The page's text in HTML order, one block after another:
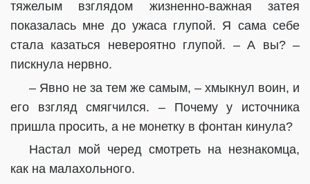
тяжелым взглядом жизненно-важная затея
показалась мне до ужаса глупой. Я сама себе
стала казаться невероятно глупой. – А вы? –
пискнула нервно.
– Явно не за тем же самым, – хмыкнул воин, и
его взгляд смягчился. – Почему у источника
пришла просить, а не монетку в фонтан кинула?
Настал мой черед смотреть на незнакомца,
как на малахольного.